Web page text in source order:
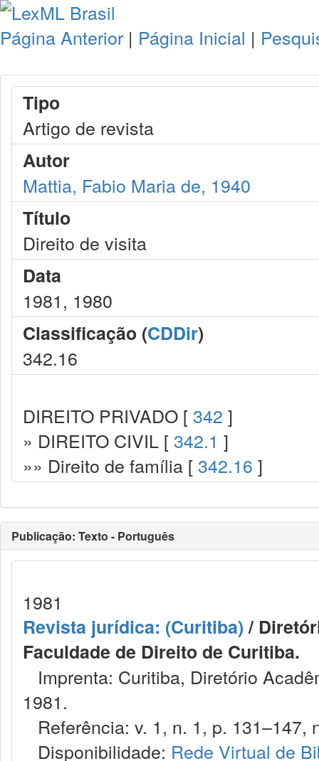
Página Anterior | Página Inicial |
Tipo
Artigo de revista
Autor
Mattia, Fabio Maria de, 1940
Título
Direito de visita
Data
1981, 1980
Classificação (CDDir)
342.16
DIREITO PRIVADO [ 342 ]
» DIREITO CIVIL [ 342.1 ]
»» Direito de família [ 342.16 ]
Publicação: Texto - Português
1981
Revista jurídica: (Curitiba)/
Faculdade de Direito de Curitiba.
Imprenta: Curitiba, Diretório
1981.
Referência: v. 1, n. 1, p. 131–147,
Disponibilidade: Rede Virtual de